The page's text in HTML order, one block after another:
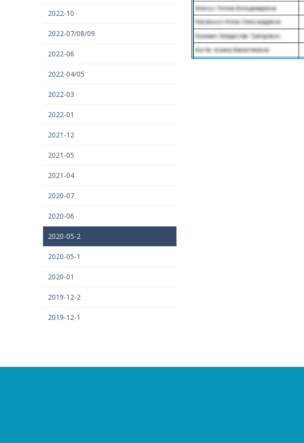
2022-10
2022-07/08/09
2022-06
2022-04/05
2022-03
2022-01
2021-12
2021-05
2021-04
2020-07
2020-06
2020-05-2
2020-05-1
2020-01
2019-12-2
2019-12-1